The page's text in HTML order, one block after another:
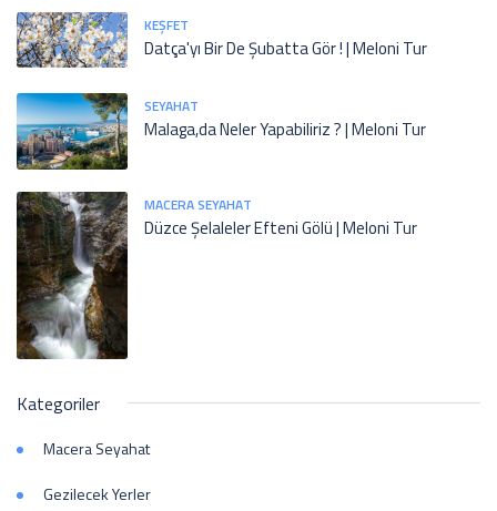
KEŞFET
Datça'yı Bir De Şubatta Gör ! | Meloni Tur
SEYAHAT
Malaga,da Neler Yapabiliriz ? | Meloni Tur
MACERA SEYAHAT
Düzce Şelaleler Efteni Gölü | Meloni Tur
Kategoriler
Macera Seyahat
Gezilecek Yerler